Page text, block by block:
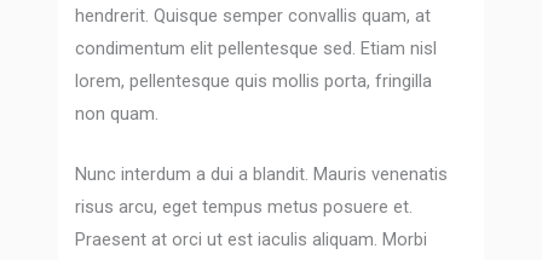
hendrerit. Quisque semper convallis quam, at
condimentum elit pellentesque sed. Etiam nisl
lorem, pellentesque quis mollis porta, fringilla
non quam.
Nunc interdum a dui a blandit. Mauris venenatis
risus arcu, eget tempus metus posuere et.
Praesent at orci ut est iaculis aliquam. Morbi